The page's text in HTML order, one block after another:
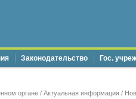
Законодательство Гос.
органе / Актуальная информация /